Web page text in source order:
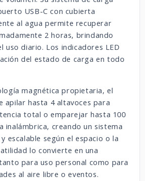
USB-C con cubierta
al agua permite recuperar
2 horas, brindando
uso diario. Los indicadores LED
del estado de carga en todo
magnética propietaria, el
apilar hasta 4 altavoces para
total o emparejar hasta 100
inalámbrica, creando un sistema
escalable según el espacio o la
lo convierte en una
para uso personal como para
al aire libre o eventos.